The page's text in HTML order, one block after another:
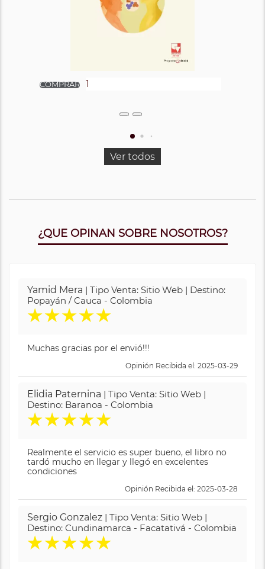
Ver todos
¿QUE OPINAN SOBRE NOSOTROS?
Yamid Mera | Tipo Venta: Sitio Web | Destino:
Popayán / Cauca - Colombia
★★★★★
Muchas gracias por el envió!!!
Opinión Recibida el: 2025-03-29
Elidia Paternina | Tipo Venta: Sitio Web |
Destino: Baranoa - Colombia
★★★★★
Realmente el servicio es super bueno, el libro no
tardó mucho en llegar y llegó en excelentes
condiciones
Opinión Recibida el: 2025-03-28
Sergio Gonzalez | Tipo Venta: Sitio Web |
Destino: Cundinamarca - Facatativá - Colombia
★★★★★